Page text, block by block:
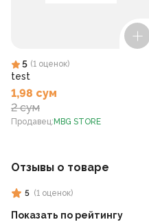
5 (1 оценок)
test
1,98 сум
2 сум
Продавец: MBG STORE
Отзывы о товаре
5 (1 оценок)
Показать по рейтингу